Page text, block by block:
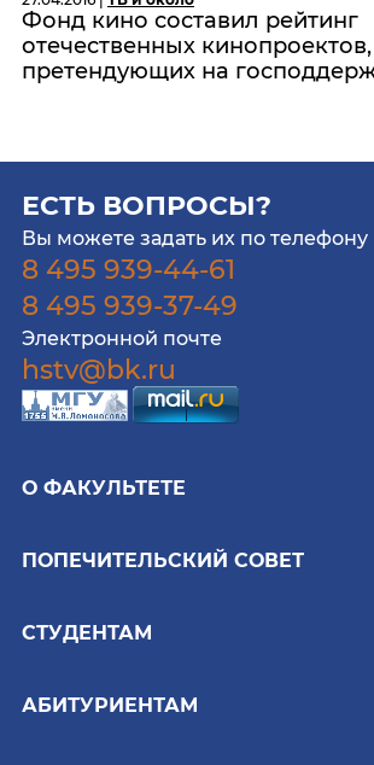
Фонд кино составил рейтинг
отечественных кинопроектов,
претендующих на
ЕСТЬ ВОПРОСЫ?
Вы можете задать их по телефону
8 495 939-44-61
8 495 939-37-49
Электронной почте
hstv@bk.ru
О ФАКУЛЬТЕТЕ
ПОПЕЧИТЕЛЬСКИЙ СОВЕТ
СТУДЕНТАМ
АБИТУРИЕНТАМ